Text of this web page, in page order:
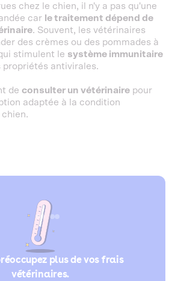
chez le chien, il n'y a pas qu'une
car le traitement dépend de
. Souvent, les vétérinaires
des crèmes ou des pommades à
stimulent le système immunitaire
propriétés antivirales.
de consulter un vétérinaire pour
adaptée à la condition
plus de vos frais
vétérinaires.